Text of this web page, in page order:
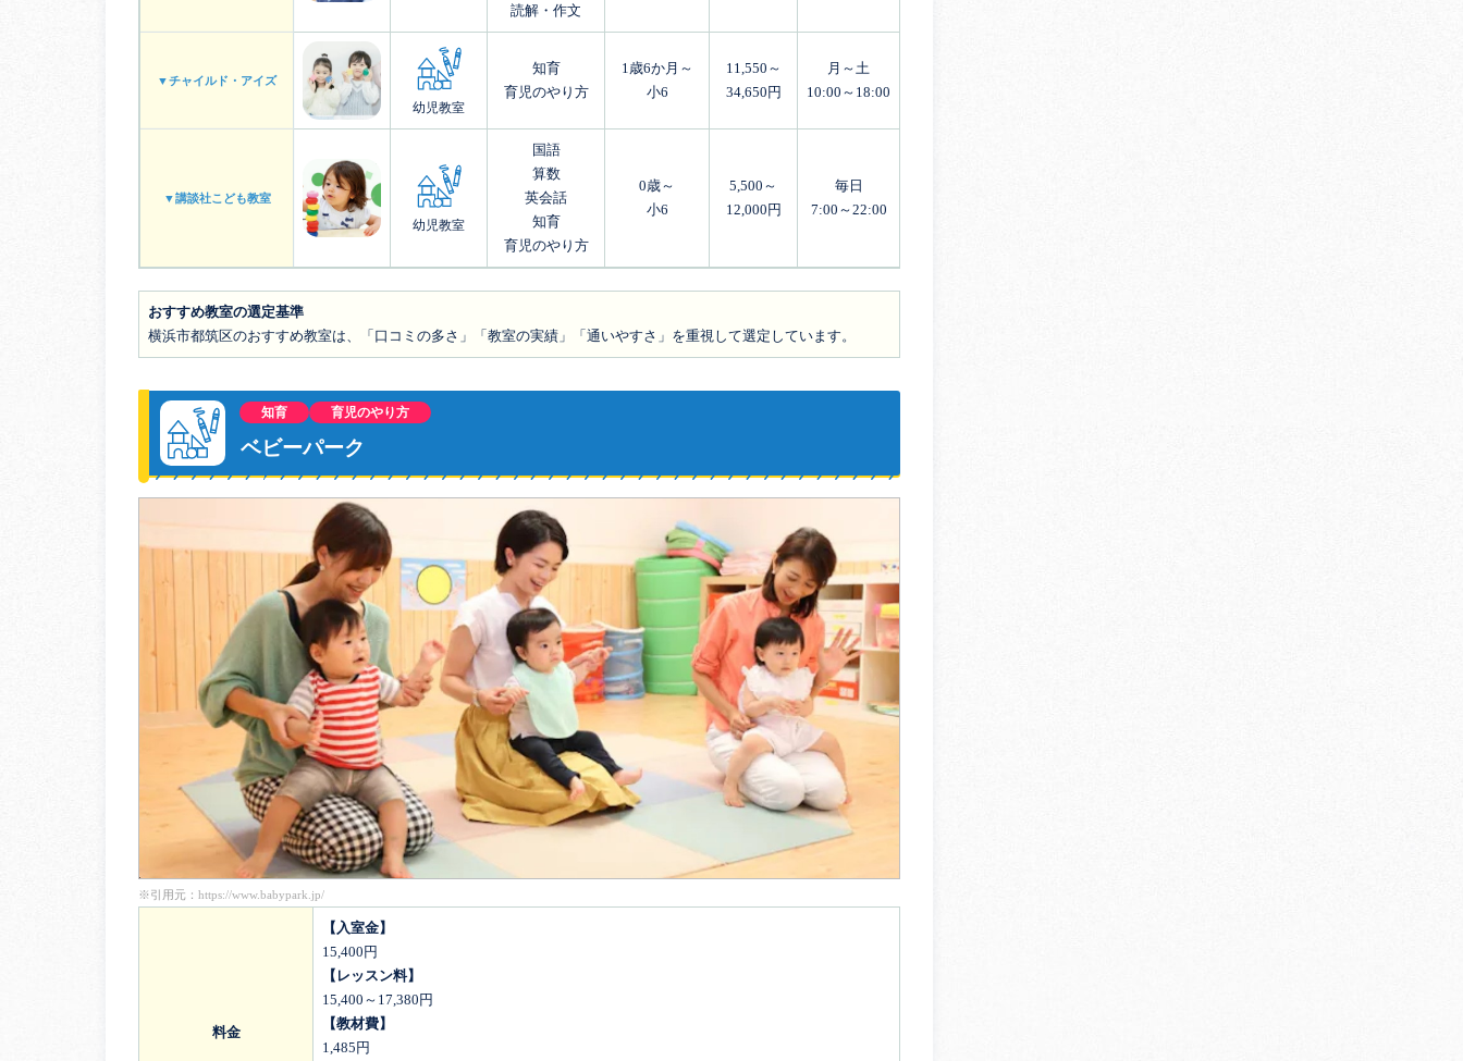
読解・作文
▼チャイルド・アイズ
幼児教室
知育
育児のやり方
1歳6か月～
小6
11,550～
34,650円
月～土
10:00～18:00
▼講談社こども教室
幼児教室
国語
算数
英会話
知育
育児のやり方
0歳～
小6
5,500～
12,000円
毎日
7:00～22:00
おすすめ教室の選定基準
横浜市都筑区のおすすめ教室は、「口コミの多さ」「教室の実績」「通いやすさ」を重視して選定しています。
知育 育児のやり方
ベビーパーク
※引用元： https://www.babypark.jp/
料金
【入室金】
15,400円
【レッスン料】
15,400～17,380円
【教材費】
1,485円